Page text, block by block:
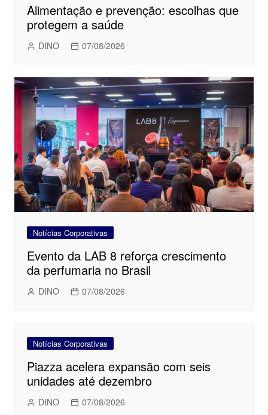
Alimentação e prevenção: escolhas que
protegem a saúde
DINO 07/08/2026
Notícias Corporativas
Evento da LAB 8 reforça crescimento
da perfumaria no Brasil
DINO 07/08/2026
Notícias Corporativas
Piazza acelera expansão com seis
unidades até dezembro
DINO 07/08/2026